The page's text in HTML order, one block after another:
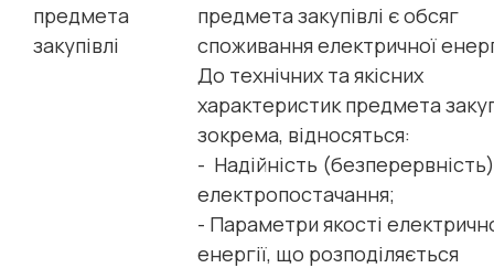
предмета
закупівлі
предмета закупівлі є обсяг
споживання електричної
До технічних та якісних
характеристик предмета
зокрема, відносяться:
- Надійність (безперервність)
електропостачання;
- Параметри якості
енергії, що розподіляється